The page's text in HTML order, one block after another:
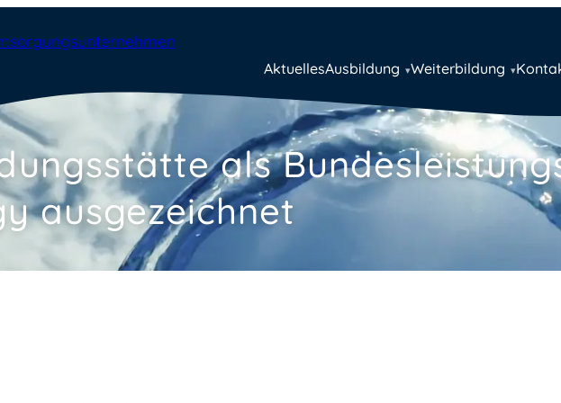
AktuellesAusbildung Weiterbildung
als
ausgezeichnet